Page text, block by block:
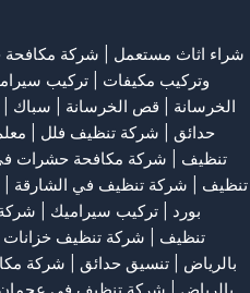
شراء اثاث مستعمل شركة
وتركيب مكيفات | تركيب
الخرسانة | قص الخرسانة | سباك
حدائق
شركة تنظيف فلل
تنظيف
شركة مكافحة حشرات
تنظيف
شركة تنظيف في الشارقة
بورد | تركيب سيراميك
تنظيف
شركة تنظيف خزانات
بالرياض
تنسيق حدائق شركة